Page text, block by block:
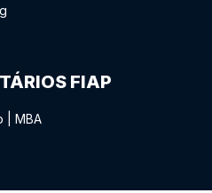
FIAP
MBA